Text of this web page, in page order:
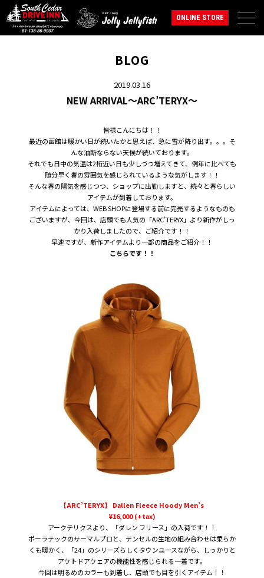
ONLINE STORE
BLOG
2019.03.16
NEW ARRIVAL～ARC’TERYX～
皆様こんにちは！！
最近の函館は暖かい日が続いたかと思えば、急に雪が降り出す。。。そ
んな油断ならない天候が続いております。
それでも日中の気温は2桁近い日も少しづつ増えてきて、例年に比べても
随分早く春の雰囲気を感じられているような気がします！！
そんな春の陽気を感じつつ、ショップに出勤しますと、続々と春らしい
アイテムが到着しております。
アイテムによっては、WEB SHOPに登場する前に完売するようなものも
ございますが、今回は、店頭でも人気の「ARC’TERYX」より新作がしっ
かり入荷しましたので、ご紹介です！！
早速ですが、新作アイテムより一部の商品をご紹介！！
こちらです！！
【ARC’TERYX】 Dallen Fleece Hoody Men’s
¥16,000 (+tax)
アークテリクスより、「ダレン フリース」の入荷です！！
ポーラテックのサーマルプロと、テンセルの生地の組み合わせは柔らか
くも暖かく、「24」のシリーズらしくタウンユースながら、しっかりと
アウトドアウェアの機能性を感じられる一着です。
今回は明るめのカラーも到着し、店頭でも目を引くアイテム！！